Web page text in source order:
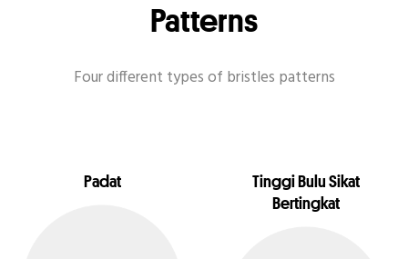
Patterns
Four different types of bristles patterns
Padat
Tinggi Bulu Sikat
Bertingkat